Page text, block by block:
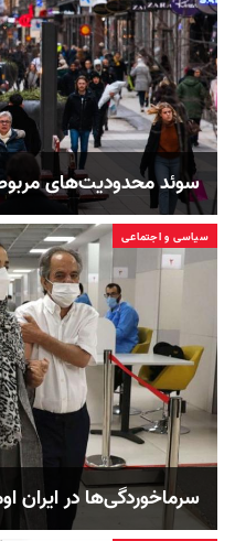
سوئد محدودیت‌های مربوط
سیاسی و اجتماعی
سرماخوردگی‌ها در ایران